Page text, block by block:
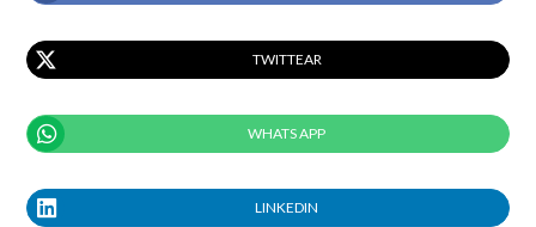
TWITTEAR
WHATS APP
LINKEDIN